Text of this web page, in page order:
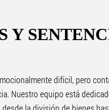
Y
difícil, pero
Nuestro equipo está